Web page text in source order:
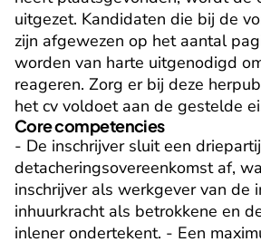
uitgezet. Kandidaten die bij de
zijn afgewezen op het aantal
worden van harte uitgenodigd
reageren. Zorg er bij deze
het cv voldoet aan de gestelde
Core competencies
- De inschrijver sluit een
detacheringsovereenkomst af,
inschrijver als werkgever van de
inhuurkracht als betrokkene en
inlener ondertekent. - Een